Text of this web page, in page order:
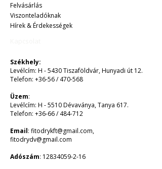
Felvásárlás
Viszonteladóknak
Hírek & Érdekességek​​
Székhely:
Levélcím: H - 5430 Tiszaföldvár, Hunyadi út 12.
Telefon: +36-56 / 470-568
Üzem:
Levélcím: H - 5510 Dévaványa, Tanya 617.
Telefon: +36-66 / 484-712
Email: fitodrykft@gmail.com,
fitodrydv@gmail.com
Adószám: 12834059-2-16